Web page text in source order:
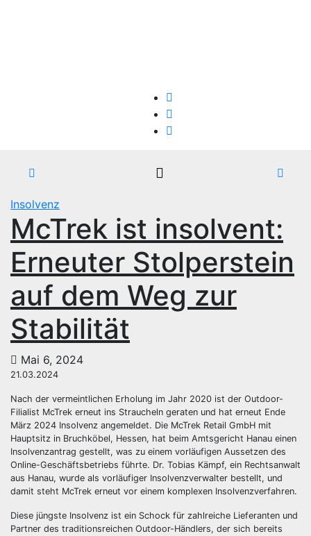
Insolvenz
McTrek ist insolvent:
Erneuter Stolperstein
auf dem Weg zur
Stabilität
Mai 6, 2024
21.03.2024
Nach der vermeintlichen Erholung im Jahr 2020 ist der Outdoor-
Filialist McTrek erneut ins Straucheln geraten und hat erneut Ende
März 2024 Insolvenz angemeldet. Die McTrek Retail GmbH mit
Hauptsitz in Bruchköbel, Hessen, hat beim Amtsgericht Hanau einen
Insolvenzantrag gestellt, was zu einem vorläufigen Aussetzen des
Online-Geschäftsbetriebs führte. Dr. Tobias Kämpf, ein Rechtsanwalt
aus Hanau, wurde als vorläufiger Insolvenzverwalter bestellt, und
damit steht McTrek erneut vor einem komplexen Insolvenzverfahren.
Diese jüngste Insolvenz ist ein Schock für zahlreiche Lieferanten und
Partner des traditionsreichen Outdoor-Händlers, der sich bereits